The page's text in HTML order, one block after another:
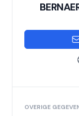
OVERIGE